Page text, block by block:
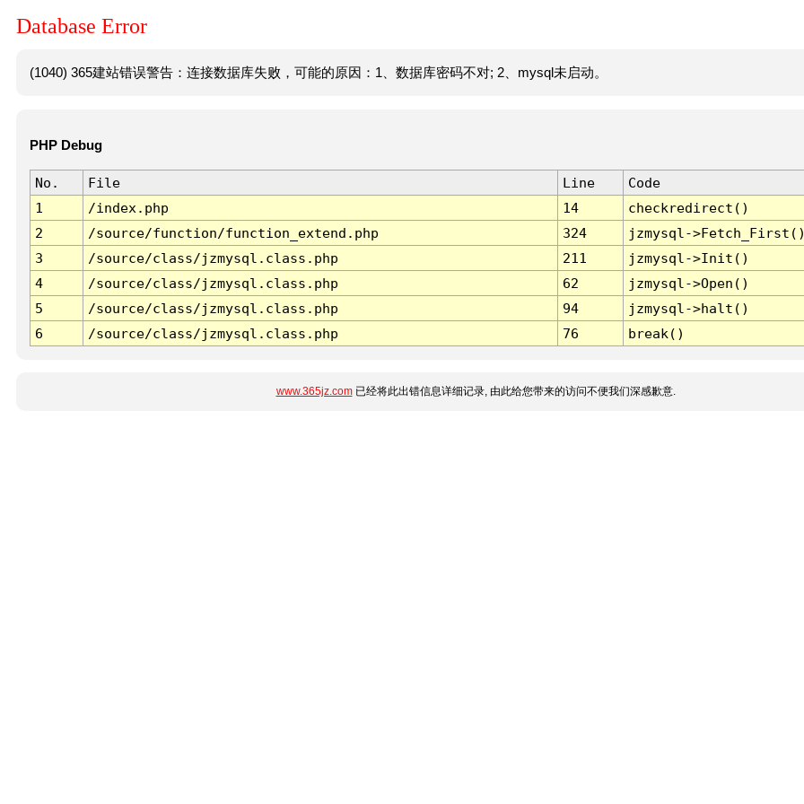
Database Error
(1040) 365建站错误警告：连接数据库失败，可能的原因：1、数据库密码不对; 2、mysql未启动。
PHP Debug
No. File Line
Code
1
/index.php 14
checkredirect()
2
/source/function/function_extend.php 324
jzmysql-
3
/source/class/jzmysql.class.php 211
jzmysql->Init()
4
/source/class/jzmysql.class.php 62
jzmysql->Open()
5
/source/class/jzmysql.class.php 94
jzmysql->halt()
6
/source/class/jzmysql.class.php 76 break()
www.365jz.com已经将此出错信息详细记录, 由此给您带来的访问不便我们深感歉意.